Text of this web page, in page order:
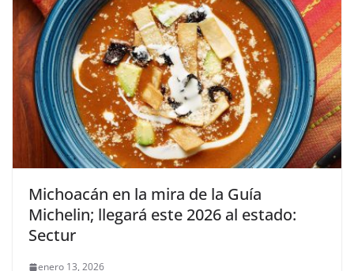
Michoacán en la mira de la Guía
Michelin; llegará este 2026 al estado:
Sectur
enero 13, 2026